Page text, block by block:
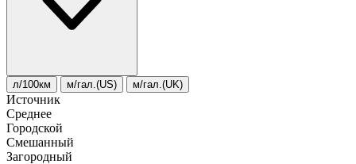
л/100км м/гал.(US) м/гал.(UK)
Источник
Среднее
Городской
Смешанный
Загородный